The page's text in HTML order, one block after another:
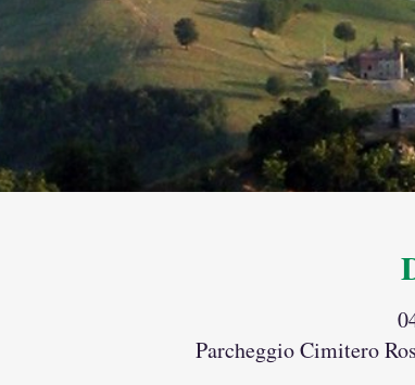
Parcheggio Cimitero